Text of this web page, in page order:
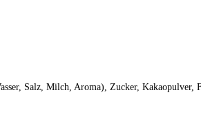
Salz, Milch, Aroma), Zucker,